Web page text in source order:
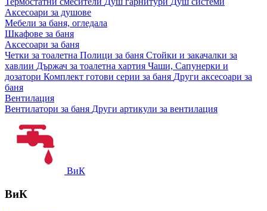
Аксесоари за душове
Мебели за баня, огледала
Шкафове за баня
Аксесоари за баня
Четки за тоалетна Полици за баня Стойки и закачалки за
хавлии Държач за тоалетна хартия Чаши, Сапунерки и
дозатори Комплект готови серии за баня Други аксесоари за
баня
Вентилация
Вентилатори за баня Други артикули за вентилация
ВиК
ВиК